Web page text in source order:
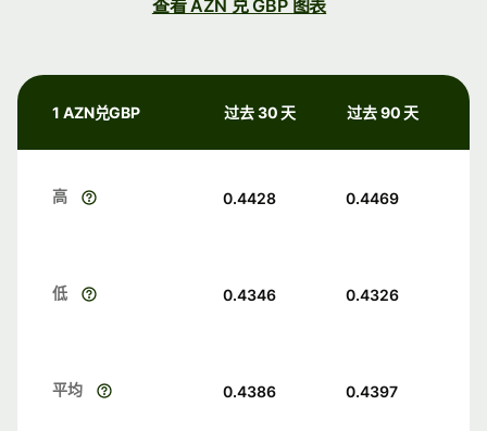
查看 AZN 兑 GBP 图表
1 AZN兑GBP 过去 30 天 过去 90 天
高 0.4428 0.4469
低 0.4346 0.4326
平均 0.4386 0.4397